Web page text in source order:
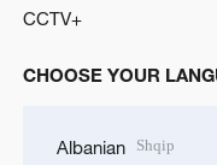
CCTV+
CHOOSE YOUR
Albanian Shqip